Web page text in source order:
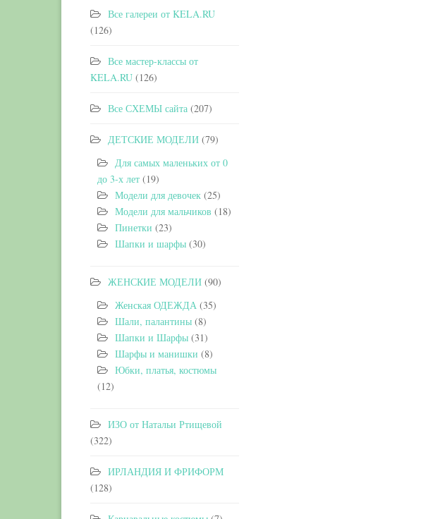
Все галереи от KELA.RU
(126)
Все мастер-классы от
KELA.RU (126)
Все СХЕМЫ сайта (207)
ДЕТСКИЕ МОДЕЛИ (79)
Для самых маленьких от 0
до 3-х лет (19)
Модели для девочек (25)
Модели для мальчиков (18)
Пинетки (23)
Шапки и шарфы (30)
ЖЕНСКИЕ МОДЕЛИ (90)
Женская ОДЕЖДА (35)
Шали, палантины (8)
Шапки и Шарфы (31)
Шарфы и манишки (8)
Юбки, платья, костюмы
(12)
ИЗО от Натальи Ртищевой
(322)
ИРЛАНДИЯ И ФРИФОРМ
(128)